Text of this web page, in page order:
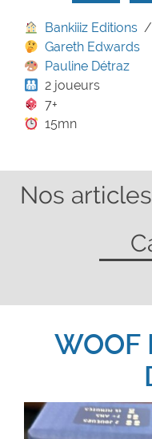
Bankiiiz Editions /
Gareth Edwards
Pauline Détraz
2 joueurs
7+
15mn
Nos
WOOF